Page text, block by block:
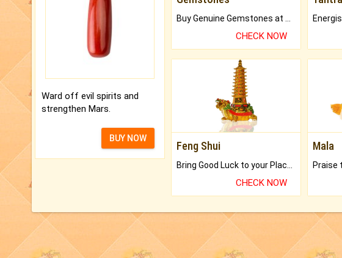
Ward off evil spirits and
strengthen Mars.
BUY NOW
Buy Genuine Gemstones at Best Prices.
CHECK NOW
Feng Shui
CHECK NOW
Mala